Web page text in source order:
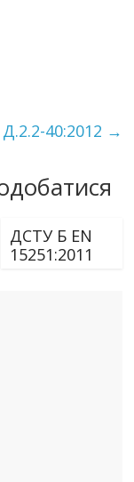
40:2012 →
ДСТУ Б EN
15251:2011